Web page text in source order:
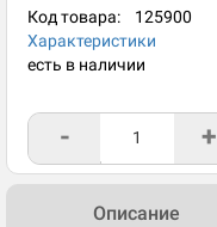
Код товара: 125900
Характеристики
есть в наличии
- +
Описание